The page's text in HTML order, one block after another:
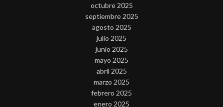
octubre 2025
septiembre 2025
agosto 2025
julio 2025
junio 2025
mayo 2025
abril 2025
marzo 2025
febrero 2025
enero 2025